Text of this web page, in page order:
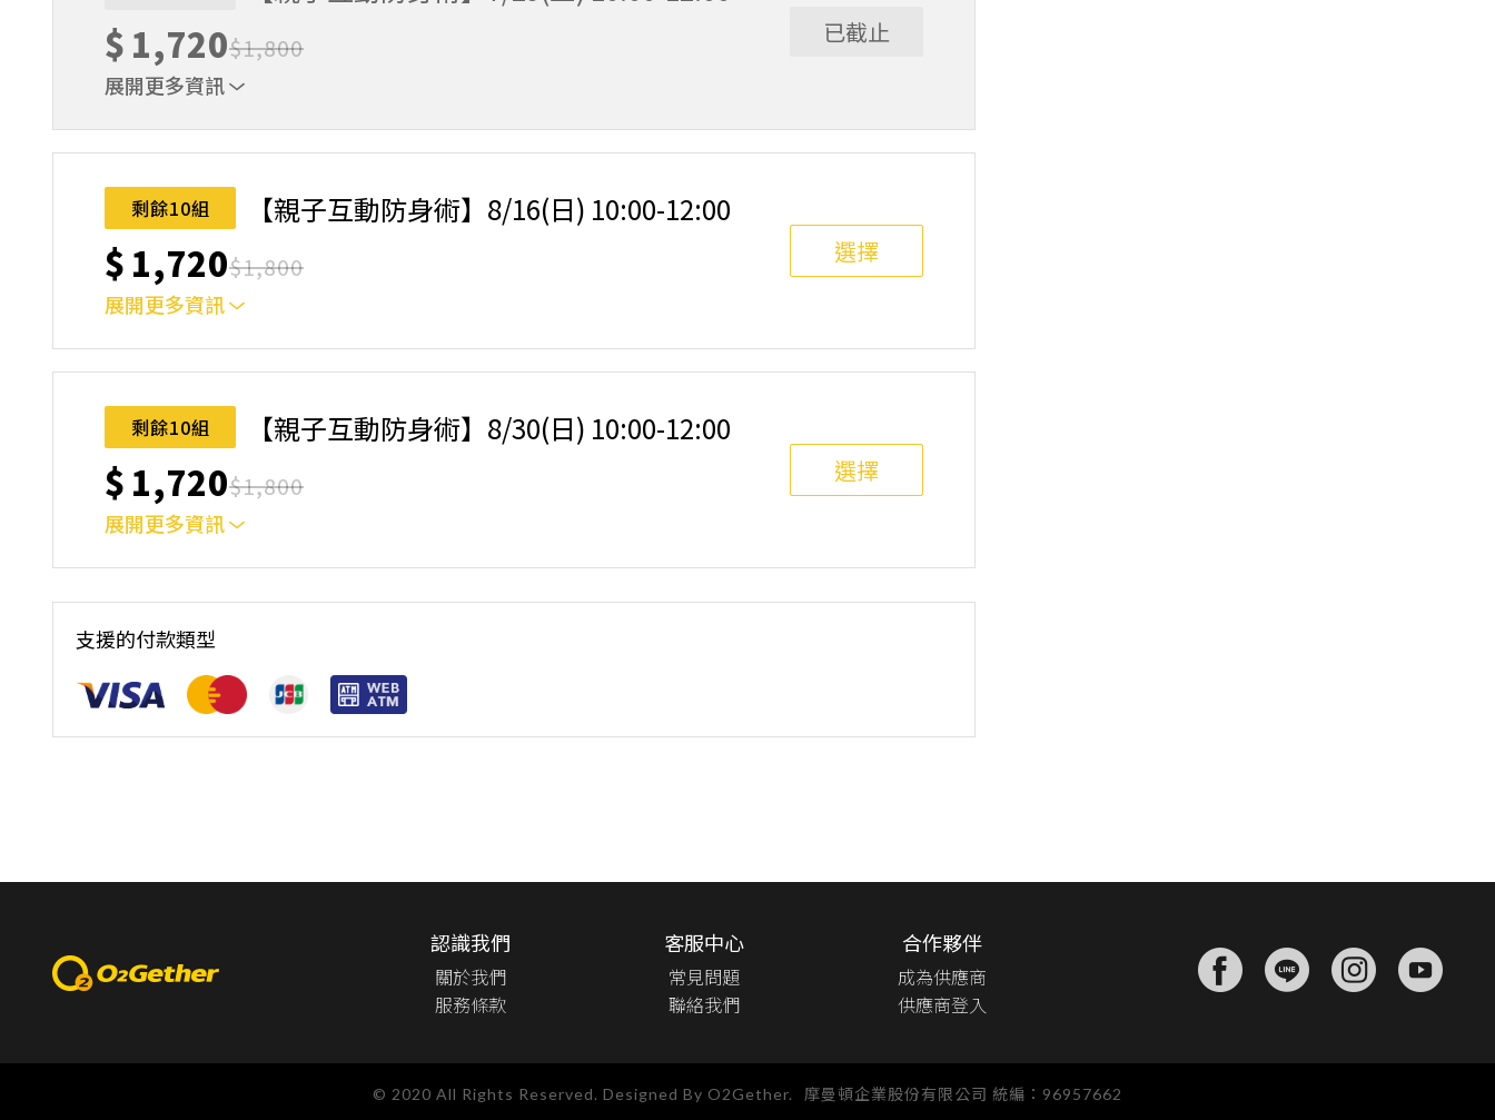
$ 1,720$1,800
展開更多資訊
已截止
一大一小➜適合4～10歲的小學員
剩餘10組 【親子互動防身術】8/16(日) 10:00-12:00
$ 1,720$1,800
展開更多資訊
選擇
一大一小➜適合4～10歲的小學員
剩餘10組 【親子互動防身術】8/30(日) 10:00-12:00
$ 1,720$1,800
展開更多資訊
選擇
支援的付款類型
認識我們
關於我們
服務條款
客服中心
常見問題
聯絡我們
合作夥伴
成為供應商
供應商登入
© 2020 All Rights Reserved. Designed By O2Gether. 摩曼頓企業股份有限公司 統編：96957662